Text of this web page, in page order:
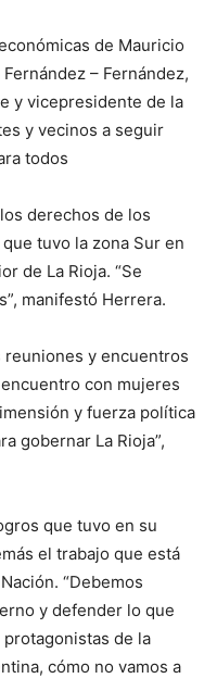
de Mauricio
– Fernández,
y vicepresidente de la
y vecinos a seguir
todos
derechos de los
tuvo la zona Sur en
de La Rioja. “Se
manifestó Herrera.
reuniones y encuentros
con mujeres
y fuerza política
gobernar La Rioja”,
que tuvo en su
el trabajo que está
“Debemos
y defender lo que
de la
cómo no vamos a